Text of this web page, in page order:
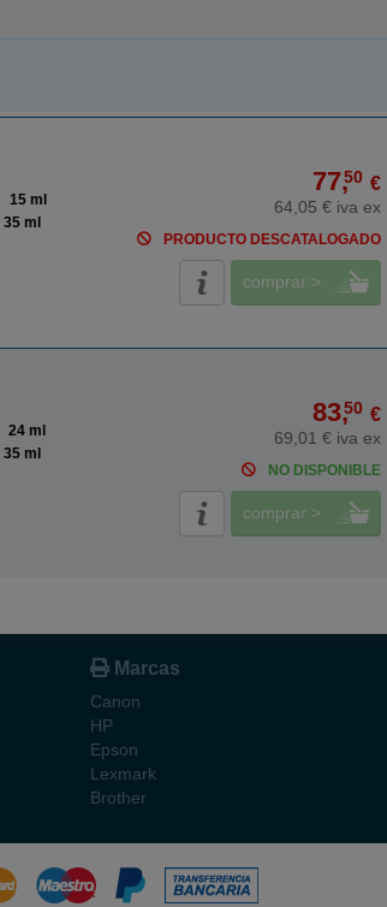
15 ml
35 ml
77,50 €
64,05 € iva ex
PRODUCTO DESCATALOGADO
comprar >
24 ml
35 ml
83,50 €
69,01 € iva ex
NO DISPONIBLE
comprar >
Marcas
Canon
HP
Epson
Lexmark
Brother